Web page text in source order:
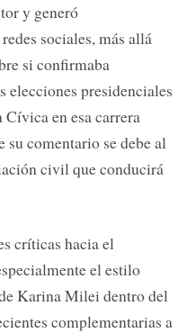
y generó
sociales, más allá
si confirmaba
elecciones presidenciales
en esa carrera
su comentario se debe al
civil que conducirá
críticas hacia el
el estilo
Karina Milei dentro del
complementarias a